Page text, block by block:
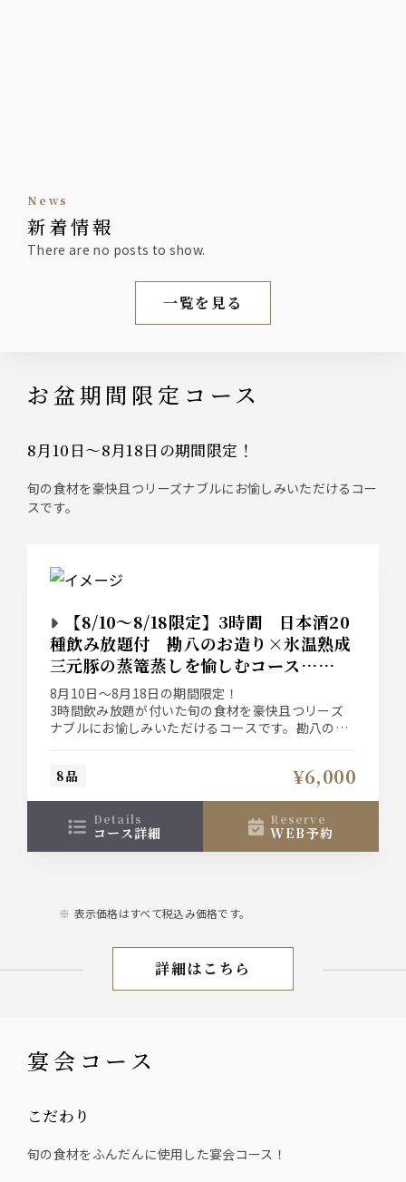
news
新着情報
新着情報
一覧を見る
There are no posts to show.
お盆期間限定コース
8月10日～8月18日の期間限定！
旬の食材を豪快且つリーズナブルにお愉しみいただけるコー
スです。
【8/10～8/18限定】3時間 日本酒20
種飲み放題付 勘八のお造り×氷温熟成
三元豚の蒸篭蒸しを愉しむコース…
6,000円
8月10日～8月18日の期間限定！
3時間飲み放題が付いた旬の食材を豪快且つリーズ
ナブルにお愉しみいただけるコースです。勘八のお
い。
日本酒20種飲み放題付き6,000円
8品 ¥6,000
details
コース詳細
reserve
WEB予約
表示価格はすべて税込み価格です。
お盆期間限定コース
詳細はこちら
宴会コース
こだわり
旬の食材をふんだんに使用した宴会コース！